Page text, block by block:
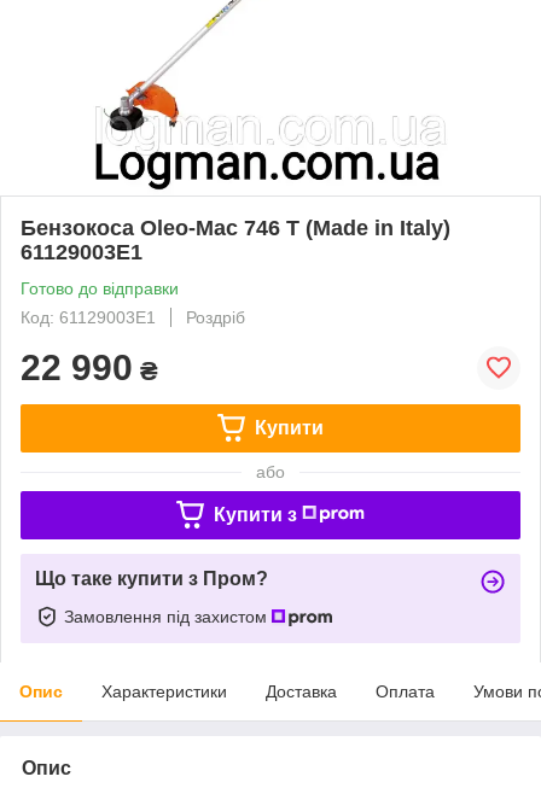
Бензокоса Oleo-Mac 746 T (Made in Italy)
61129003E1
Готово до відправки
Код: 61129003E1
Роздріб
22 990 ₴
Купити
або
Купити з
Що таке купити з Пром?
Замовлення під захистом
Опис Характеристики Доставка Оплата Умови
Опис